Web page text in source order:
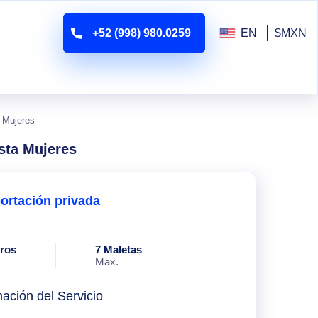
+52 (998) 980.0259 EN $MXN
Mujeres
privada
7 Maletas
Max.
del Servicio